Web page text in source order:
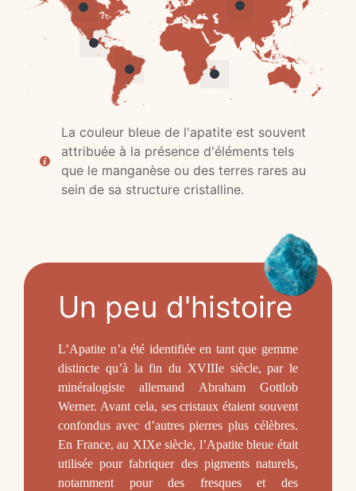
La couleur bleue de l'apatite est souvent
attribuée à la présence d'éléments tels
que le manganèse ou des terres rares au
sein de sa structure cristalline.
Un peu d'histoire
L’Apatite n’a été identifiée en tant que gemme
distincte qu’à la fin du XVIIIe siècle, par le
minéralogiste allemand Abraham Gottlob
Werner. Avant cela, ses cristaux étaient souvent
confondus avec d’autres pierres plus célèbres.
En France, au XIXe siècle, l’Apatite bleue était
utilisée pour fabriquer des pigments naturels,
notamment pour des fresques et des